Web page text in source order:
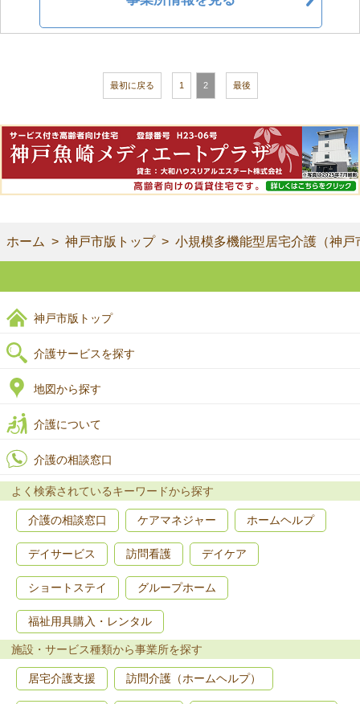
最初に戻る 1 2 最後
ホーム 神戸市版トップ 小規模多機能型居宅介護（神戸
神戸市版トップ
介護サービスを探す
地図から探す
介護について
介護の相談窓口
よく検索されているキーワードから探す
介護の相談窓口 ケアマネジャー ホームヘルプ
デイサービス 訪問看護 デイケア
ショートステイ グループホーム
福祉用具購入・レンタル
施設・サービス種類から事業所を探す
居宅介護支援 訪問介護（ホームヘルプ）